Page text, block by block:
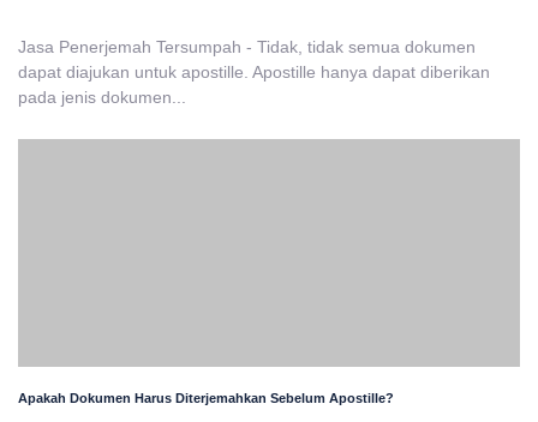
Jasa Penerjemah Tersumpah - Tidak, tidak semua dokumen
dapat diajukan untuk apostille. Apostille hanya dapat diberikan
pada jenis dokumen...
Apakah Dokumen Harus Diterjemahkan Sebelum Apostille?